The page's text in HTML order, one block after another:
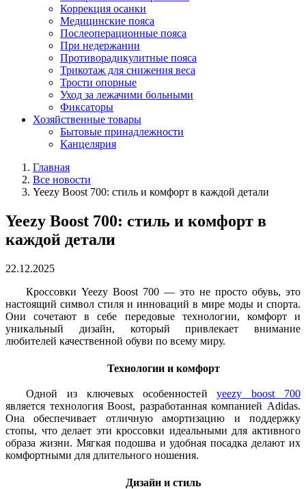
Коррекция осанки
Медицинские пояса
Послеоперационные пояса
При недержании
Противорадикулитные пояса
Трикотаж для снижения веса
Трости опорные
Уход за лежачими больными
Фиксаторы
Хозяйственные товары
Бытовые принадлежности
Канцелярия
Главная
Все новости
Yeezy Boost 700: стиль и комфорт в каждой детали
Yeezy Boost 700: стиль и комфорт в
каждой детали
22.12.2025
Кроссовки Yeezy Boost 700 — это не просто обувь, это
настоящий символ стиля и инноваций в мире моды и спорта.
Они сочетают в себе передовые технологии, комфорт и
уникальный дизайн, который привлекает внимание
любителей качественной обуви по всему миру.
Технологии и комфорт
Одной из ключевых особенностейyeezy boost 700
является технология Boost, разработанная компанией Adidas.
Она обеспечивает отличную амортизацию и поддержку
стопы, что делает эти кроссовки идеальными для активного
образа жизни. Мягкая подошва и удобная посадка делают их
комфортными для длительного ношения.
Дизайн и стиль